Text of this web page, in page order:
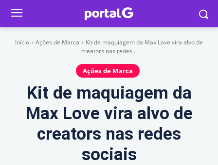
Início Ações de Marca
Kit de maquiagem da Max Love vira alvo de
creators nas redes...
Ações de Marca
Kit de maquiagem da
Max Love vira alvo de
creators nas redes
sociais